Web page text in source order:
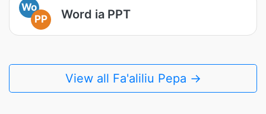
Wo
PP
Word ia PPT
View all Fa'aliliu Pepa →